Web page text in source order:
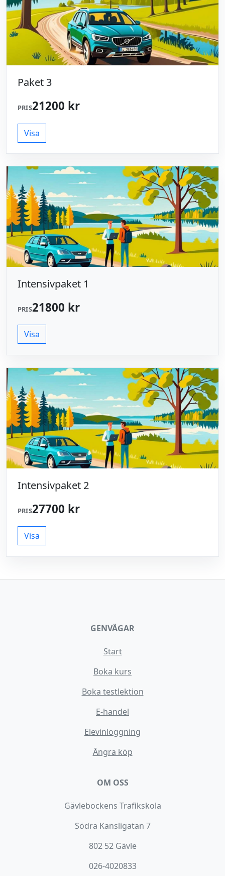
Paket 3
PRIS21200 kr
Visa
Intensivpaket 1
PRIS21800 kr
Visa
Intensivpaket 2
PRIS27700 kr
Visa
GENVÄGAR
Start
Boka kurs
Boka testlektion
E-handel
Elevinloggning
Ångra köp
OM OSS
Gävlebockens Trafikskola
Södra Kansligatan 7
802 52 Gävle
026-4020833